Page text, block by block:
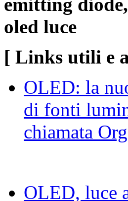
[ Links utili e
OLED: la
di fonti
chiamata
OLED, luce